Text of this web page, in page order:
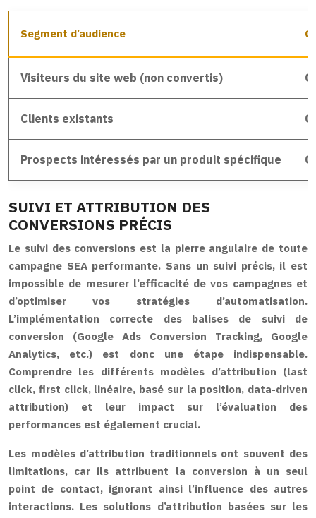
Segment d’audience
Visiteurs du site web (non convertis)
Clients existants
Prospects intéressés par un produit spécifique
SUIVI ET ATTRIBUTION DES
CONVERSIONS PRÉCIS
Le suivi des conversions est la pierre angulaire de toute
campagne SEA performante. Sans un suivi précis, il est
impossible de mesurer l’efficacité de vos campagnes et
d’optimiser vos stratégies d’automatisation.
L’implémentation correcte des balises de suivi de
conversion (Google Ads Conversion Tracking, Google
Analytics, etc.) est donc une étape indispensable.
Comprendre les différents modèles d’attribution (last
click, first click, linéaire, basé sur la position, data-driven
attribution) et leur impact sur l’évaluation des
performances est également crucial.
Les modèles d’attribution traditionnels ont souvent des
limitations, car ils attribuent la conversion à un seul
point de contact, ignorant ainsi l’influence des autres
interactions. Les solutions d’attribution basées sur les